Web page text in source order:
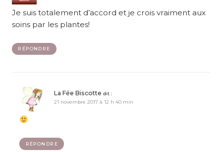
Je suis totalement d’accord et je crois vraiment aux
soins par les plantes!
RÉPONDRE
La Fée Biscotte dit :
21 novembre 2017 à 12 h 40 min
RÉPONDRE